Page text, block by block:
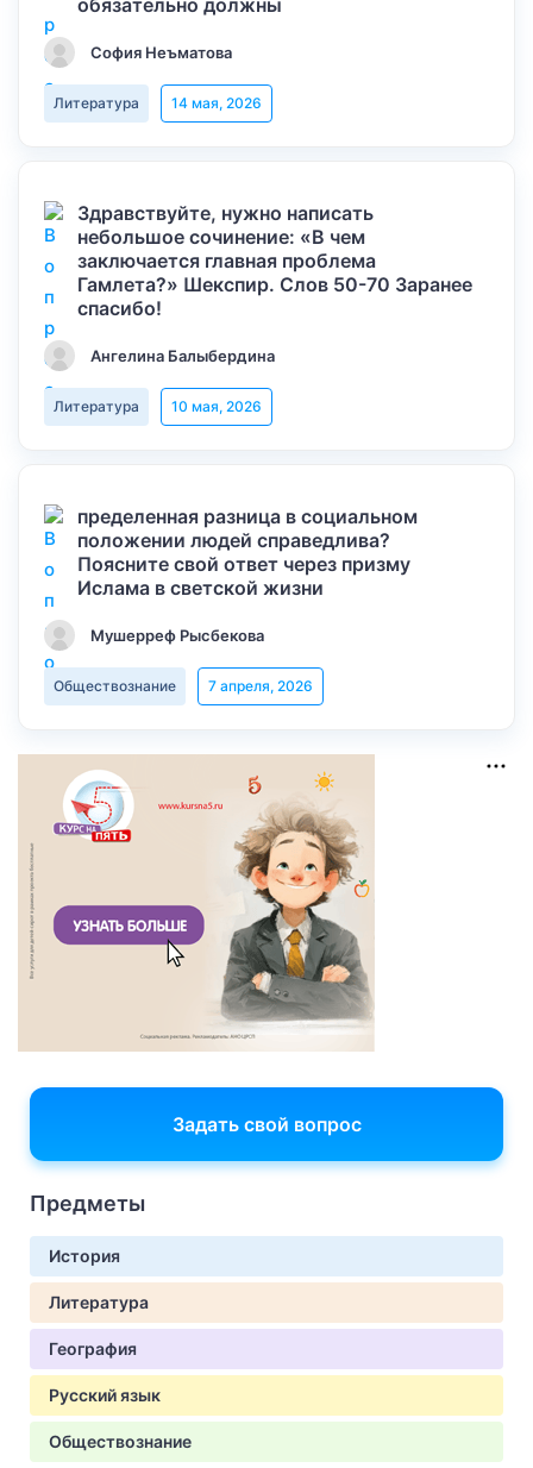
обязательно должны
София Неъматова
Литература 14 мая, 2026
Здравствуйте, нужно написать
небольшое сочинение: «В чем
заключается главная проблема
Гамлета?» Шекспир. Слов 50-70 Заранее
спасибо!
Ангелина Балыбердина
Литература 10 мая, 2026
пределенная разница в социальном
положении людей справедлива?
Поясните свой ответ через призму
Ислама в светской жизни
Мушерреф Рысбекова
Обществознание 7 апреля, 2026
Задать свой вопрос
Предметы
История
Литература
География
Русский язык
Обществознание